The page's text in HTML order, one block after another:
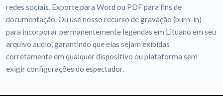
redes sociais. Exporte para Word ou PDF para fins de
documentação. Ou use nosso recurso de gravação (burn-in)
para incorporar permanentemente legendas em Lituano em seu
arquivo audio, garantindo que elas sejam exibidas
corretamente em qualquer dispositivo ou plataforma sem
exigir configurações do espectador.